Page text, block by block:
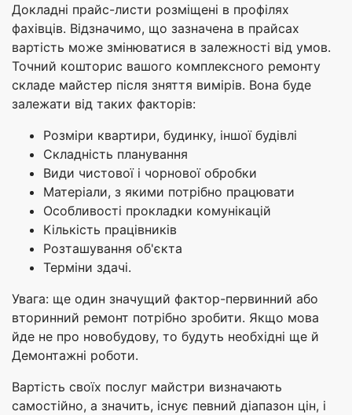
Докладні прайс-листи розміщені в профілях
фахівців. Відзначимо, що зазначена в прайсах
вартість може змінюватися в залежності від умов.
Точний кошторис вашого комплексного ремонту
складе майстер після зняття вимірів. Вона буде
залежати від таких факторів:
Розміри квартири, будинку, іншої будівлі
Складність планування
Види чистової і чорнової обробки
Матеріали, з якими потрібно працювати
Особливості прокладки комунікацій
Кількість працівників
Розташування об'єкта
Терміни здачі.
Увага: ще один значущий фактор-первинний або
вторинний ремонт потрібно зробити. Якщо мова
йде не про новобудову, то будуть необхідні ще й
Демонтажні роботи.
Вартість своїх послуг майстри визначають
самостійно, а значить, існує певний діапазон цін, і